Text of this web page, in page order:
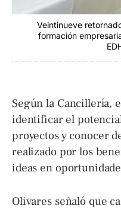
Veintinueve
formación
Según la Cancillería,
identificar el
proyectos y conocer
realizado por los
ideas en
Olivares señaló que